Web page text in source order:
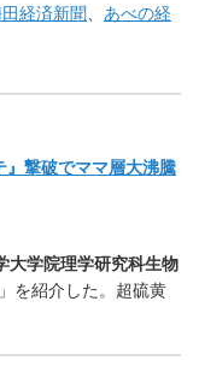
経済新聞、 あべの経
撃破でママ層大沸騰
大学院理学研究科生物
を紹介した。 超硫黄